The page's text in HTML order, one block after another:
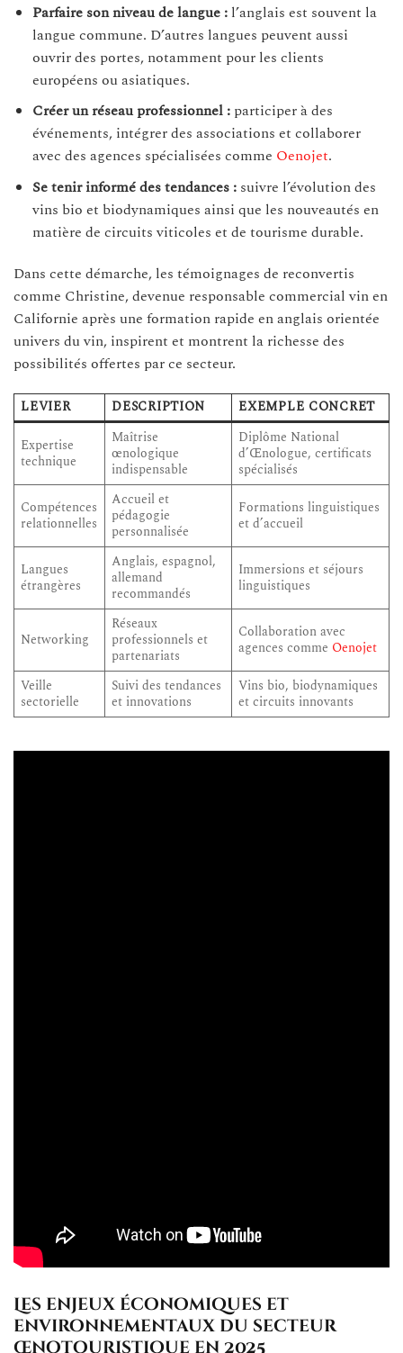
Parfaire son niveau de langue :l’anglais est souvent la
langue commune. D’autres langues peuvent aussi
ouvrir des portes, notamment pour les clients
européens ou asiatiques.
Créer un réseau professionnel :participer à des
événements, intégrer des associations et collaborer
avec des agences spécialisées comme Oenojet.
Se tenir informé des tendances :suivre l’évolution des
vins bio et biodynamiques ainsi que les nouveautés en
matière de circuits viticoles et de tourisme durable.
Dans cette démarche, les témoignages de reconvertis
comme Christine, devenue responsable commercial vin en
Californie après une formation rapide en anglais orientée
univers du vin, inspirent et montrent la richesse des
possibilités offertes par ce secteur.
LEVIER DESCRIPTION
EXEMPLE CONCRET
Expertise
technique
Maîtrise
œnologique
indispensable
Diplôme National
d’Œnologue, certificats
spécialisés
Compétences
relationnelles
Accueil et
pédagogie
personnalisée
Formations linguistiques
et d’accueil
Langues
étrangères
Anglais, espagnol,
allemand
recommandés
Immersions et séjours
linguistiques
Networking
Réseaux
professionnels et
partenariats
Collaboration avec
agences comme Oenojet
Veille
sectorielle
Suivi des tendances
et innovations
Vins bio, biodynamiques
et circuits innovants
Les enjeux économiques et
environnementaux du secteur
œnotouristique en 2025